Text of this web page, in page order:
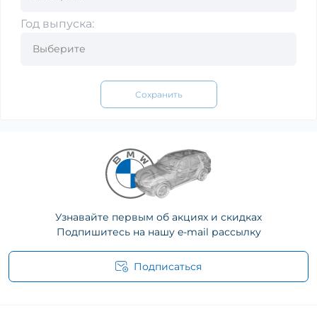
Год выпуска:
Сохранить
Узнавайте первым об акциях и скидках
Подпишитесь на нашу e-mail рассылку
Подписаться